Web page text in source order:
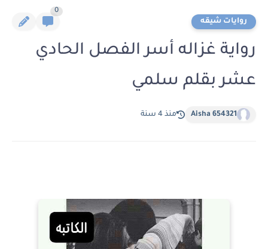
روايات شيقه
0
رواية غزاله أسر الفصل الحادي
عشر بقلم سلمي
Aisha 654321 منذ 4 سنة